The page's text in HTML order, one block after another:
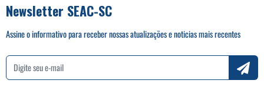
Newsletter SEAC-SC
Assine o informativo para receber nossas atualizações e noticias mais recentes